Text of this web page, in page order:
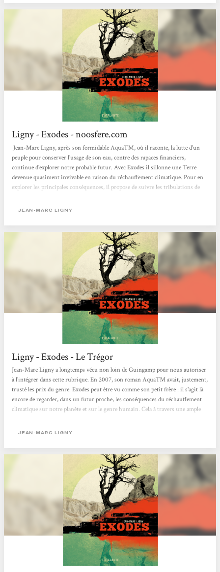
Ligny - Exodes - noosfere.com
Jean-Marc Ligny, après son formidable AquaTM, où il raconte, la lutte d'un
peuple pour conserver l'usage de son eau, contre des rapaces financiers,
continue d'explorer notre probable futur. Avec Exodes il sillonne une Terre
devenue quasiment invivable en raison du réchauffement climatique. Pour en
explorer les principales conséquences, il propose de suivre les tribulations de
et ouvre son roman sur Pradeesh Gorayan. Celui-ci vit, avec son épouse et sa
Léman....
JEAN-MARC LIGNY
Ligny - Exodes - Le Trégor
Jean-Marc Ligny a longtemps vécu non loin de Guingamp pour nous autoriser
à l'intégrer dans cette rubrique. En 2007, son roman Aqua™ avait, justement,
trusté les prix du genre. Exodes peut être vu comme son petit frère : il s'agit là
encore de regarder, dans un futur proche, les conséquences du réchauffement
climatique sur notre planète et sur le genre humain. Cela à travers une ample
cette Terre ravagée, asséchée, dans ces villes détruites et dépeuplées. Dans un
JEAN-MARC LIGNY